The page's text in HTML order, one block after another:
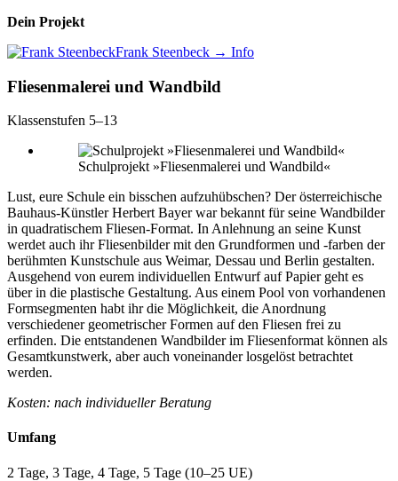
Dein Projekt
Frank Steenbeck → Info
Fliesenmalerei und Wandbild
Klassenstufen 5–13
Schulprojekt »Fliesenmalerei und Wandbild«
Lust, eure Schule ein bisschen aufzuhübschen? Der österreichische
Bauhaus-Künstler Herbert Bayer war bekannt für seine Wandbilder
in quadratischem Fliesen-Format. In Anlehnung an seine Kunst
werdet auch ihr Fliesenbilder mit den Grundformen und -farben der
berühmten Kunstschule aus Weimar, Dessau und Berlin gestalten.
Ausgehend von eurem individuellen Entwurf auf Papier geht es
über in die plastische Gestaltung. Aus einem Pool von vorhandenen
Formsegmenten habt ihr die Möglichkeit, die Anordnung
verschiedener geometrischer Formen auf den Fliesen frei zu
erfinden. Die entstandenen Wandbilder im Fliesenformat können als
Gesamtkunstwerk, aber auch voneinander losgelöst betrachtet
werden.
Kosten: nach individueller Beratung
Umfang
2 Tage, 3 Tage, 4 Tage, 5 Tage (10–25 UE)